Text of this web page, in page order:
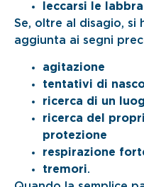
leccarsi le
Se, oltre al disagio, si
aggiunta ai segni
agitazione
tentativi di
ricerca di un
ricerca del
protezione
respirazione
tremori.